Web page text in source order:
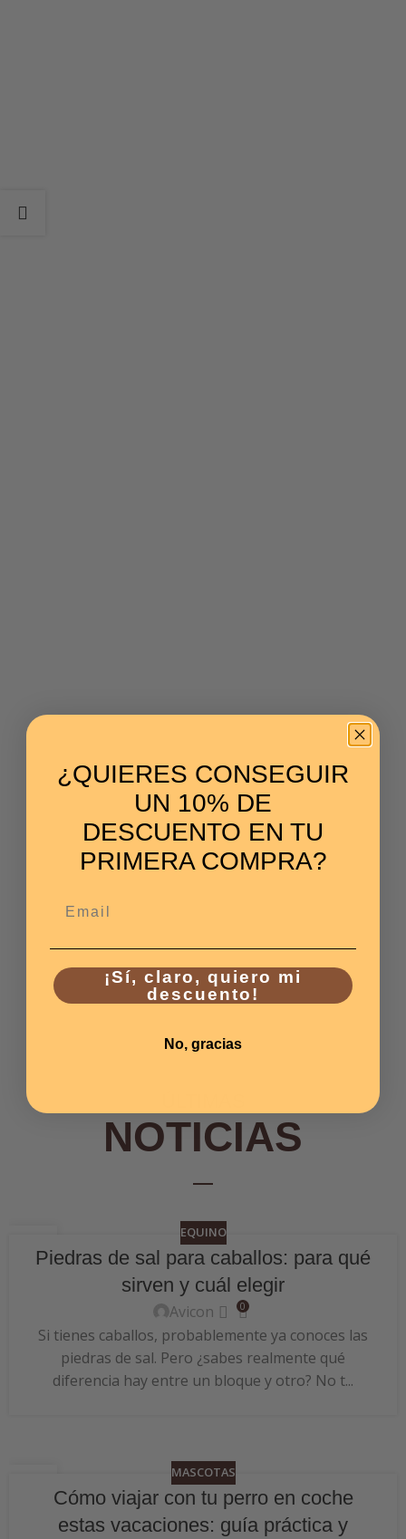
NOTICIAS
JUL
EQUINO
Piedras de sal para caballos: para qué
sirven y cuál elegir
Avicon 0
Si tienes caballos, probablemente ya conoces las
piedras de sal. Pero ¿sabes realmente qué
diferencia hay entre un bloque y otro? No t...
MASCOTAS
Cómo viajar con tu perro en coche
estas vacaciones: guía práctica y
¿QUIERES CONSEGUIR
UN 10% DE
DESCUENTO EN TU
PRIMERA COMPRA?
¡Sí, claro, quiero mi
descuento!
No, gracias